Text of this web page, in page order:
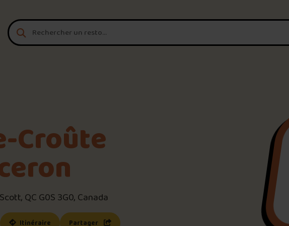
T'es un vrai
Connecte-toipour POUTZ ta
Trouve une POUTZ sur la
Palmarès des meilleures
Croûte
QC G0S 3G0, Canada
lien s’ouvrira dans une nouvelle fenêtre)
Itinéraire (ce lien s’ouvrira dans une nouvelle fenêtre)
Partager